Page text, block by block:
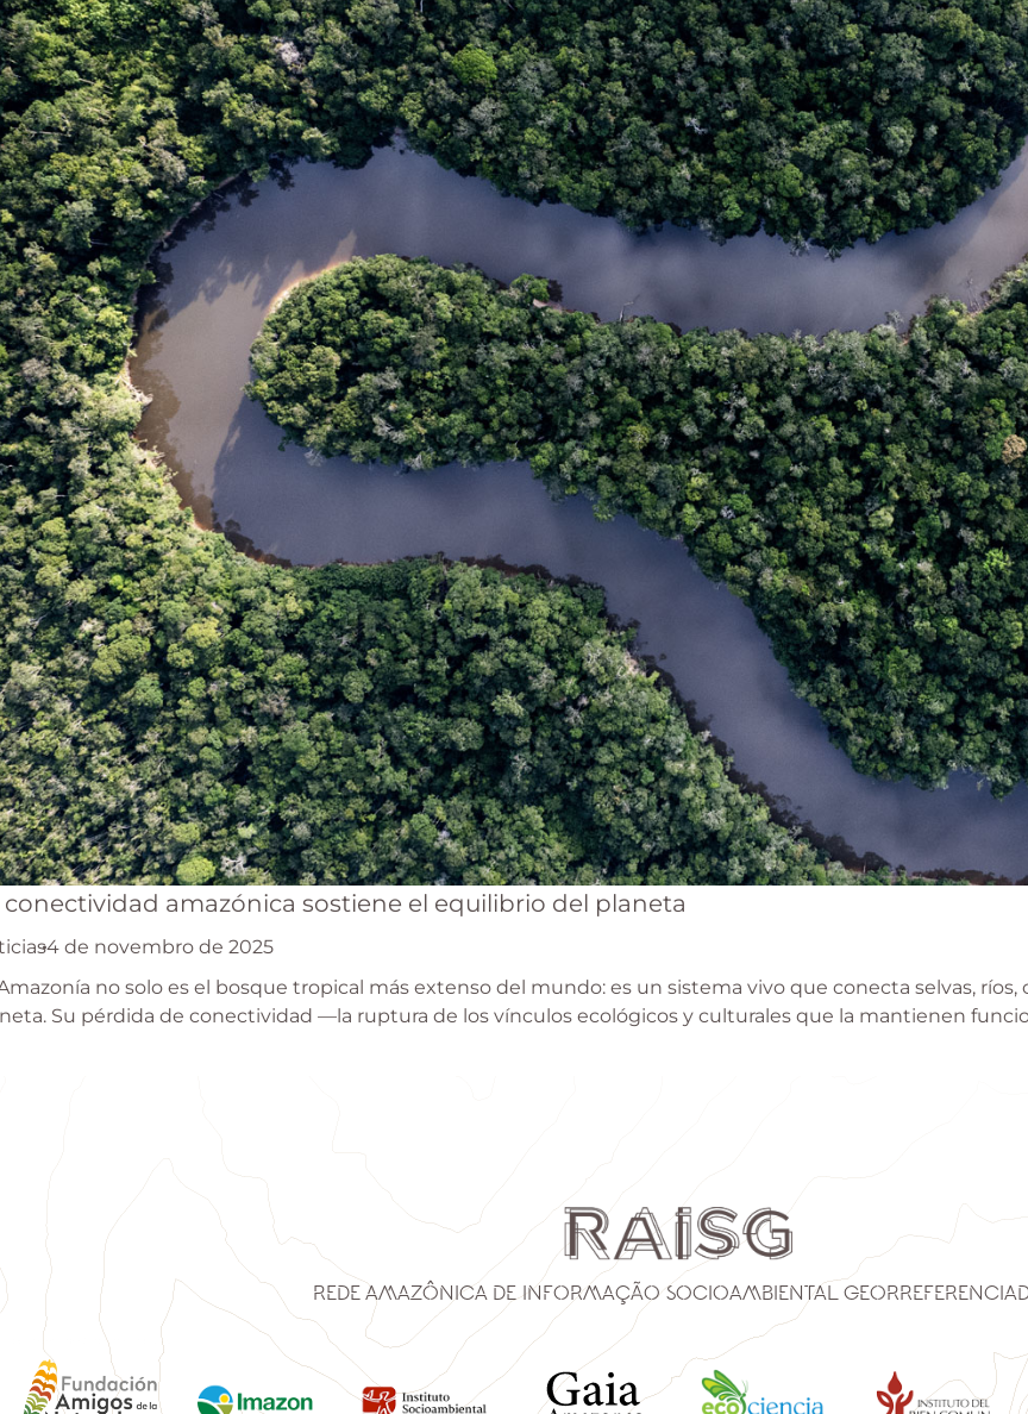
conectividad amazónica sostiene el equilibrio del planeta
4 de novembro de 2025
no solo es el bosque tropical más extenso del mundo: es un sistema vivo que conecta selvas,
Su pérdida de conectividad —la ruptura de los vínculos ecológicos y culturales que la mantienen
Rede Amazônica de Informação Socioambiental